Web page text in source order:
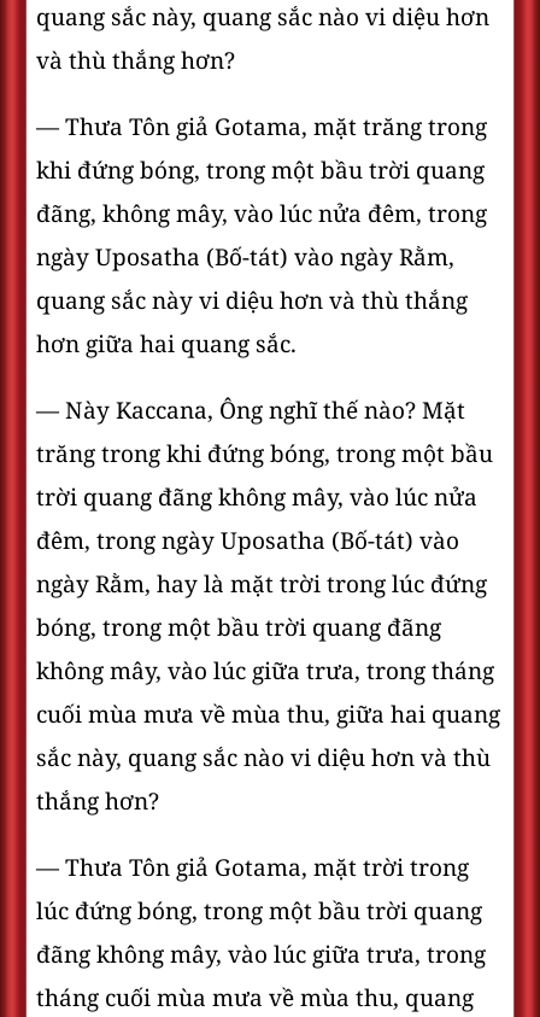
quang sắc này, quang sắc nào vi diệu hơn
và thù thắng hơn?
— Thưa Tôn giả Gotama, mặt trăng trong
khi đứng bóng, trong một bầu trời quang
đãng, không mây, vào lúc nửa đêm, trong
ngày Uposatha (Bố-tát) vào ngày Rằm,
quang sắc này vi diệu hơn và thù thắng
hơn giữa hai quang sắc.
— Này Kaccana, Ông nghĩ thế nào? Mặt
trăng trong khi đứng bóng, trong một bầu
trời quang đãng không mây, vào lúc nửa
đêm, trong ngày Uposatha (Bố-tát) vào
ngày Rằm, hay là mặt trời trong lúc đứng
bóng, trong một bầu trời quang đãng
không mây, vào lúc giữa trưa, trong tháng
cuối mùa mưa về mùa thu, giữa hai quang
sắc này, quang sắc nào vi diệu hơn và thù
thắng hơn?
— Thưa Tôn giả Gotama, mặt trời trong
lúc đứng bóng, trong một bầu trời quang
đãng không mây, vào lúc giữa trưa, trong
tháng cuối mùa mưa về mùa thu, quang